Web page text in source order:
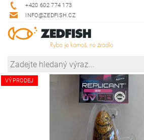
+420 602 774 173
INFO@ZEDFISH.CZ
VÝPRODEJ